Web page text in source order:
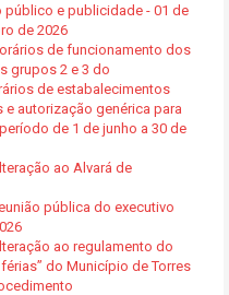
e publicidade - 01 de
de 2026
de funcionamento dos
grupos 2 e 3 do
de estabalecimentos
autorização genérica para
de 1 de junho a 30 de
ao Alvará de
pública do executivo
ao regulamento do
do Município de Torres